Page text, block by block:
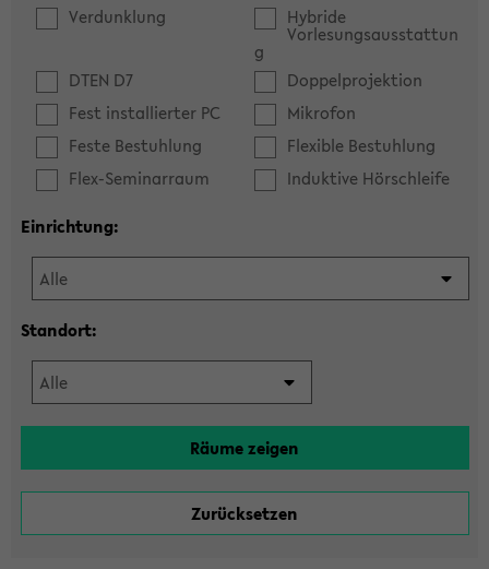
Verdunklung
Hybride
Vorlesungsausstattun
g
DTEN D7
Doppelprojektion
Fest installierter PC
Mikrofon
Feste Bestuhlung
Flexible Bestuhlung
Flex-Seminarraum
Induktive Hörschleife
Einrichtung:
Standort: